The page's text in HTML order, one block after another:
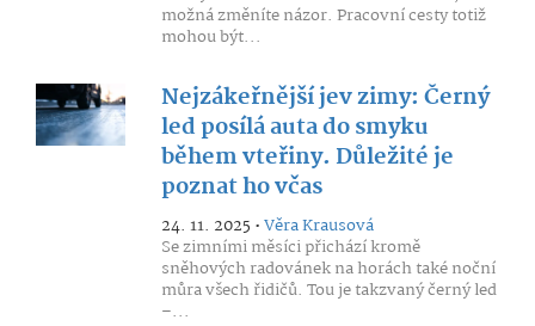
možná změníte názor. Pracovní cesty totiž
mohou být...
Nejzákeřnější jev zimy: Černý
led posílá auta do smyku
během vteřiny. Důležité je
poznat ho včas
24. 11. 2025 •Věra Krausová
Se zimními měsíci přichází kromě
sněhových radovánek na horách také noční
můra všech řidičů. Tou je takzvaný černý led
–...